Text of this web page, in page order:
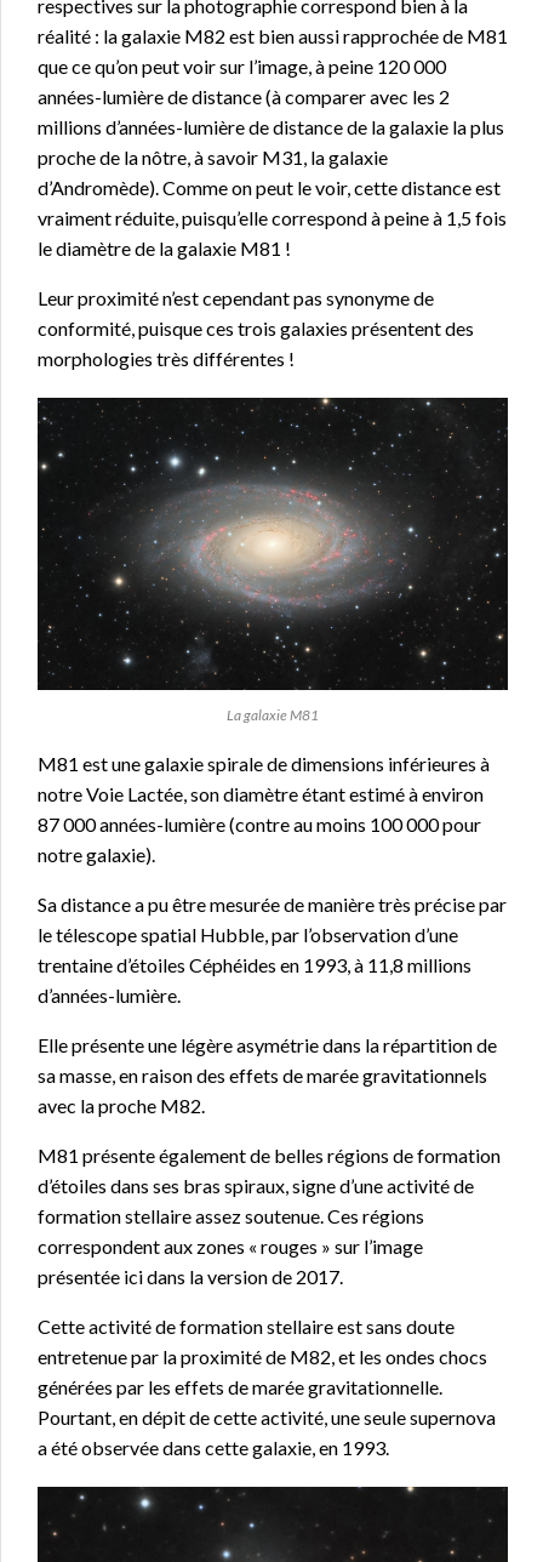
respectives sur la photographie correspond bien à la
réalité : la galaxie M82 est bien aussi rapprochée de M81
que ce qu’on peut voir sur l’image, à peine 120 000
années-lumière de distance (à comparer avec les 2
millions d’années-lumière de distance de la galaxie la plus
proche de la nôtre, à savoir M31, la galaxie
d’Andromède). Comme on peut le voir, cette distance est
vraiment réduite, puisqu’elle correspond à peine à 1,5 fois
le diamètre de la galaxie M81 !
Leur proximité n’est cependant pas synonyme de
conformité, puisque ces trois galaxies présentent des
morphologies très différentes !
La galaxie M81
M81 est une galaxie spirale de dimensions inférieures à
notre Voie Lactée, son diamètre étant estimé à environ
87 000 années-lumière (contre au moins 100 000 pour
notre galaxie).
Sa distance a pu être mesurée de manière très précise par
le télescope spatial Hubble, par l’observation d’une
trentaine d’étoiles Céphéides en 1993, à 11,8 millions
d’années-lumière.
Elle présente une légère asymétrie dans la répartition de
sa masse, en raison des effets de marée gravitationnels
avec la proche M82.
M81 présente également de belles régions de formation
d’étoiles dans ses bras spiraux, signe d’une activité de
formation stellaire assez soutenue. Ces régions
correspondent aux zones « rouges » sur l’image
présentée ici dans la version de 2017.
Cette activité de formation stellaire est sans doute
entretenue par la proximité de M82, et les ondes chocs
générées par les effets de marée gravitationnelle.
Pourtant, en dépit de cette activité, une seule supernova
a été observée dans cette galaxie, en 1993.